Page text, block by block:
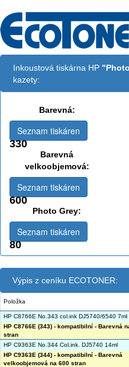
Inkoustová tiskárna HP
kazety:
Barevná:
330
Seznam tiskáren
Barevná
velkoobjemová:
600
Seznam tiskáren
Photo Grey:
80
Seznam tiskáren
Výpis z ceníku ECOTONER:
Položka
HP C8766E No.343 col.ink DJ5740/6540 7ml
HP C8766E (343) - kompatibilní - Barevná
stran
HP C9363E No.344 Col.ink. DJ5740 14ml
HP C9363E (344) - kompatibilní - Barevná
velkoobjemová na 600 stran